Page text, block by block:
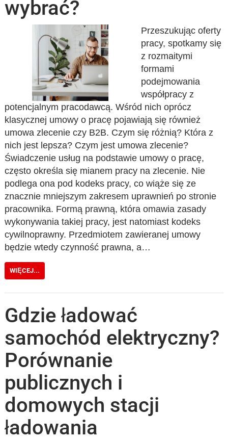
wybrać?
Przeszukując oferty
pracy, spotkamy się
z rozmaitymi
formami
podejmowania
współpracy z
potencjalnym pracodawcą. Wśród nich oprócz
klasycznej umowy o pracę pojawiają się również
umowa zlecenie czy B2B. Czym się różnią? Która z
nich jest lepsza? Czym jest umowa zlecenie?
Świadczenie usług na podstawie umowy o pracę,
często określa się mianem pracy na zlecenie. Nie
podlega ona pod kodeks pracy, co wiąże się ze
znacznie mniejszym zakresem uprawnień po stronie
pracownika. Formą prawną, która omawia zasady
wykonywania takiej pracy, jest natomiast kodeks
cywilnoprawny. Przedmiotem zawieranej umowy
będzie wtedy czynność prawna, a…
WIĘCEJ...
Gdzie ładować
samochód elektryczny?
Porównanie
publicznych i
domowych stacji
ładowania